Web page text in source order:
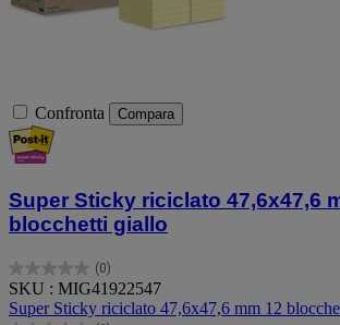
Confronta Compara
Super Sticky riciclato 47,6x47,6
blocchetti giallo
(0)
0.0
su
5
SKU : MIG41922547
Super Sticky riciclato 47,6x47,6 mm 12